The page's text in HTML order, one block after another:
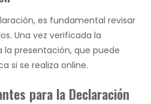
es fundamental revisar
Una vez verificada la
presentación, que puede
si se realiza online.
para la Declaración